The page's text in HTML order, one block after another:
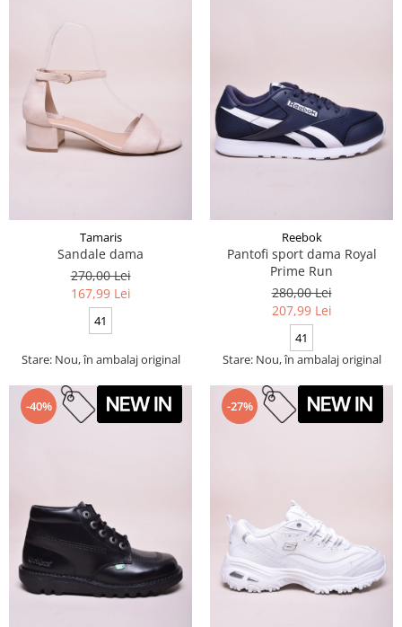
Tamaris
Sandale dama
270,00 Lei
167,99 Lei
41
Stare: Nou, în ambalaj original
Reebok
Pantofi sport dama Royal
Prime Run
280,00 Lei
207,99 Lei
41
Stare: Nou, în ambalaj original
-40% -27%